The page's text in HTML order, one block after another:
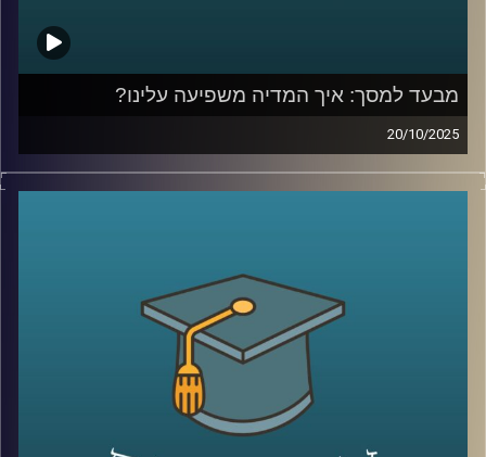
מבעד למסך: איך המדיה משפיעה עלינו?
20/10/2025
בפרק של היום היום נבחן איך מדיה מעצבת רגשות, עמדות
והרגלים של צעירים (ומבוגרים), עם דגש על דימוי גוף, מיניות,
סמי עופר לתקשורת וחוקרת תכני והשפעות מדיה, זוכת מענקי
אז מה מראים המחקרים האמפיריים, אילו תהליכים קוגניטיביים
וחברתיים פועלים בעת חשיפה לתכנים, ומה תובנות פרקטיות
הורים ומורות יכולים לאמץ כדי לטפח שימוש מדיה בריא?
ננפץ כמה מיתוסים ונאיר גם את הצד הטוב של המדיה